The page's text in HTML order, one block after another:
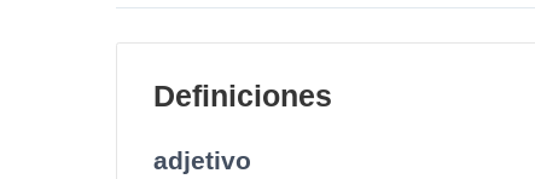
Definiciones
adjetivo